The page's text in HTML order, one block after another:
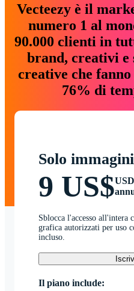
Vecteezy è il
numero 1 al
90.000 clienti in
brand, creativi
creative che
76% di
Solo immagini
9 US$
Sblocca l'accesso
grafica autorizzati per uso
incluso.
Il piano include: